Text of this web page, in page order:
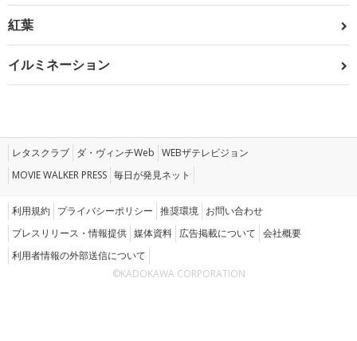
紅葉
イルミネーション
レタスクラブ ダ・ヴィンチWeb WEBザテレビジョン
MOVIE WALKER PRESS 毎日が発見ネット
利用規約 プライバシーポリシー 推奨環境 お問い合わせ
プレスリリース・情報提供 媒体資料 広告掲載について 会社概要
利用者情報の外部送信について
©KADOKAWA CORPORATION